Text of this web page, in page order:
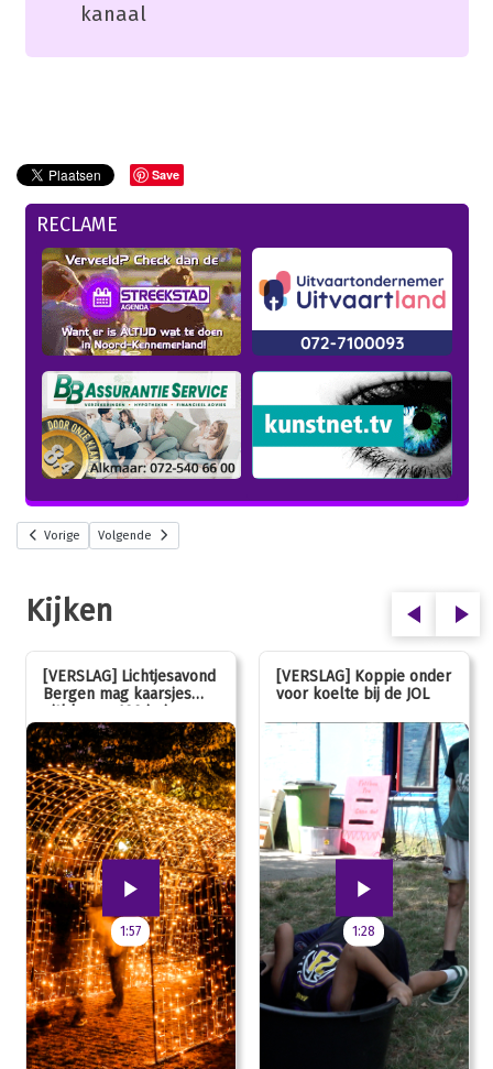
kanaal
Save
RECLAME
Vorige Volgende
Kijken
[VERSLAG] Lichtjesavond
Bergen mag kaarsjes
uitblazen: 100 jarig
jubileum!
1:57
[VERSLAG] Koppie onder
voor koelte bij de JOL
1:28